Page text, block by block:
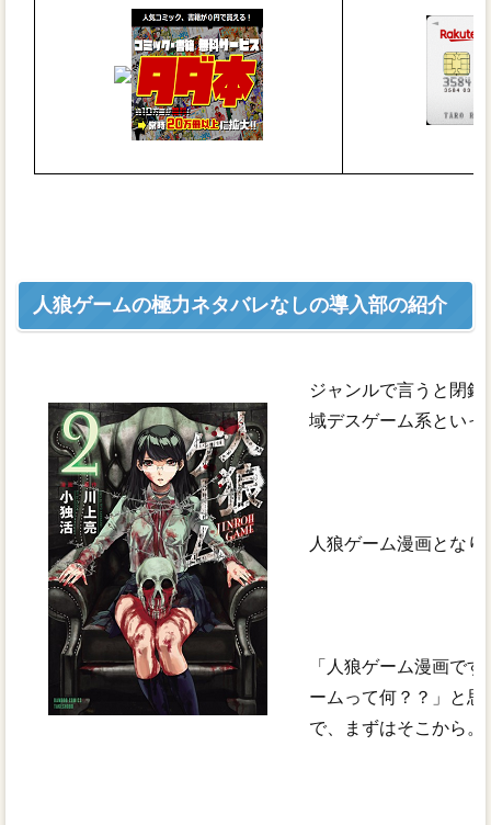
人狼ゲームの極力ネタバレなしの導入部の紹介
ジャンルで言うと閉
域デスゲーム系といっ
人狼ゲーム漫画となり
「人狼ゲーム漫画で
ームって何？？」と
で、まずはそこから。